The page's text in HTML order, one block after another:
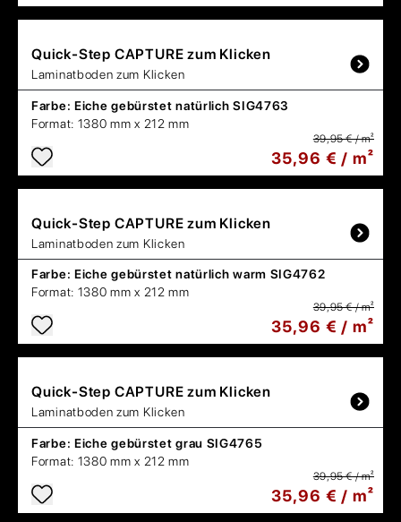
Quick-Step CAPTURE zum Klicken
Laminatboden zum Klicken
Farbe: Eiche gebürstet natürlich SIG4763
Format: 1380 mm x 212 mm
39,95 € / m²
35,96 € / m²
Quick-Step CAPTURE zum Klicken
Laminatboden zum Klicken
Farbe: Eiche gebürstet natürlich warm SIG4762
Format: 1380 mm x 212 mm
39,95 € / m²
35,96 € / m²
Quick-Step CAPTURE zum Klicken
Laminatboden zum Klicken
Farbe: Eiche gebürstet grau SIG4765
Format: 1380 mm x 212 mm
39,95 € / m²
35,96 € / m²